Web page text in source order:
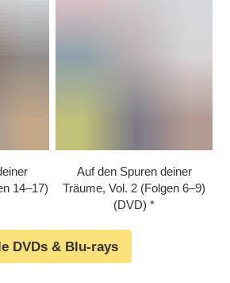
14⁠–⁠17)
Auf den Spuren deiner
Träume, Vol. 2 (Folgen 6⁠–⁠9)
(DVD)
DVDs & Blu-rays